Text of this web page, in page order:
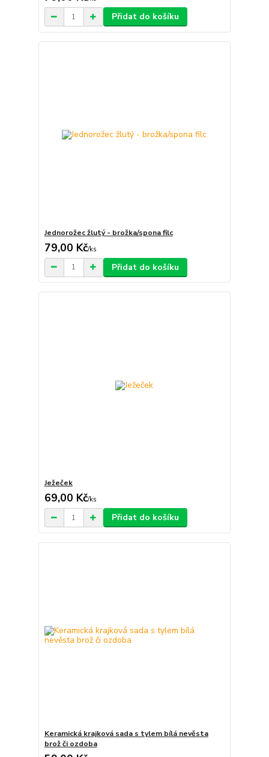
Přidat do košíku
Jednorožec žlutý - brožka/spona filc
79,00 Kč/ks
Přidat do košíku
Ježeček
69,00 Kč/ks
Přidat do košíku
Keramická krajková sada s tylem bílá nevěsta
brož či ozdoba